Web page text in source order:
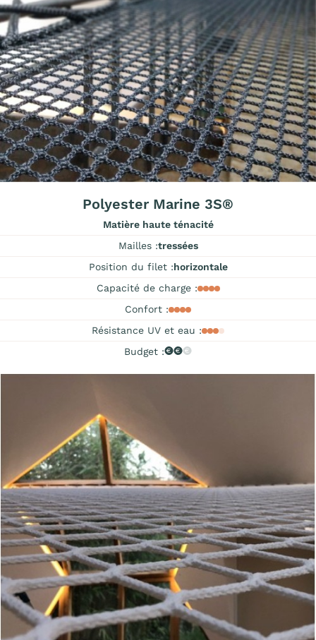
Polyester Marine 3S®
Matière haute ténacité
Mailles :tressées
Position du filet :horizontale
Capacité de charge :
Confort :
Résistance UV et eau :
Budget :